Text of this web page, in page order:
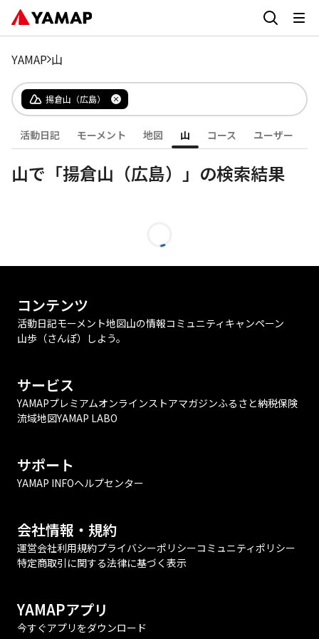
YAMAP 山
揚倉山（広島）
活動日記 モーメント 地図 山 コース ユーザー
山で「揚倉山（広島）」の検索結果
コンテンツ
活動日記モーメント地図山の情報コミュニティ キャンペーン
山歩（さんぽ）しよう。
サービス
YAMAPプレミアムオンラインストアマガジンふるさと納税保険
流域地図YAMAP LABO
サポート
YAMAP INFOヘルプセンター
会社情報・規約
運営会社利用規約プライバシーポリシーコミュニティポリシー
特定商取引に関する法律に基づく表示
YAMAPアプリ
今すぐアプリをダウンロード